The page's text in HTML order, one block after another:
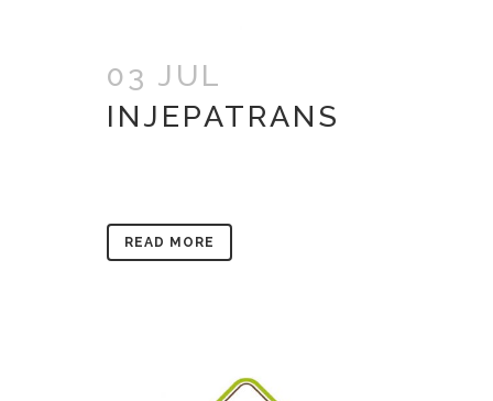
03 JUL
INJEPATRANS
READ MORE